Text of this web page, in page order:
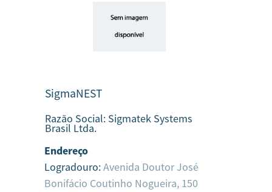
SigmaNEST
Razão Social: Sigmatek Systems
Brasil Ltda.
Endereço
Logradouro:Avenida Doutor José
Bonifácio Coutinho Nogueira, 150